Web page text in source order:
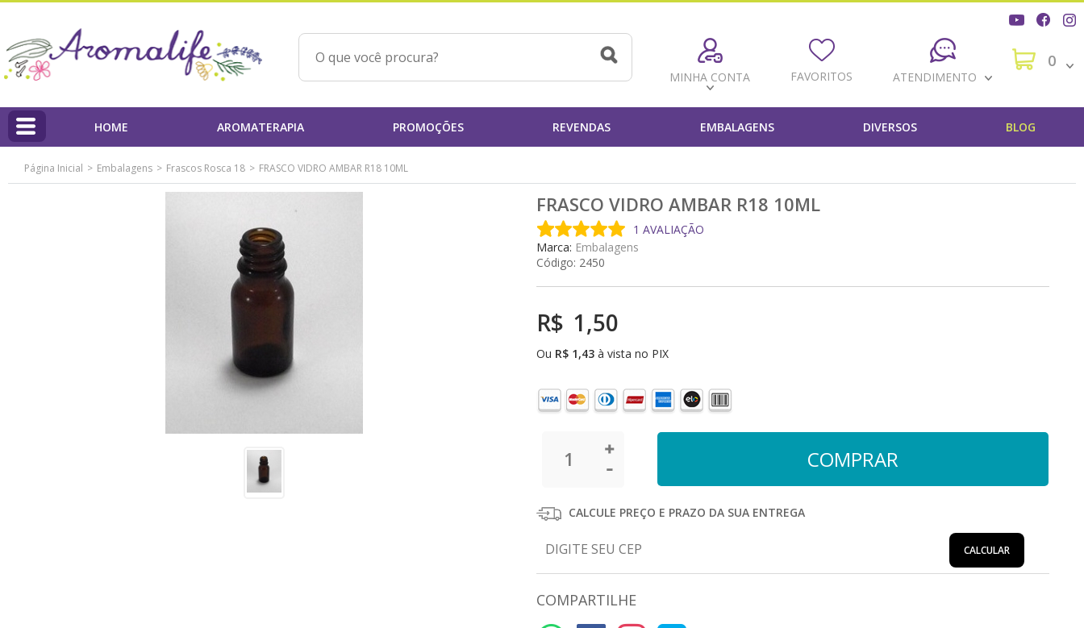
MINHA CONTA FAVORITOS ATENDIMENTO
0
HOME
PAP'AROMA - Projeto Aromaterapia na Prática
HOME AROMATERAPIA PROMOÇÕES REVENDAS EMBALAGENS DIVERSOS BLOG
Página Inicial Embalagens Frascos Rosca 18 FRASCO VIDRO AMBAR R18 10ML
FRASCO VIDRO AMBAR R18 10ML
1 AVALIAÇÃO
Marca: Embalagens
Código: 2450
R$ 1,50
Ou R$ 1,43 à vista no PIX
CALCULE PREÇO E PRAZO DA SUA ENTREGA
CALCULAR
COMPARTILHE